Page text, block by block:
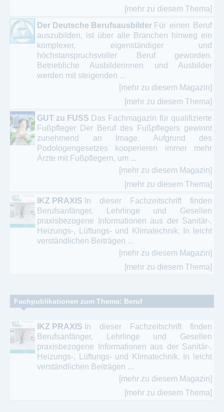
[mehr zu diesem Thema]
Der Deutsche Berufsausbilder Für einen Beruf
auszubilden, ist über alle Branchen hinweg ein
komplexer, eigenständiger und
höchstanspruchsvoller Beruf geworden.
Betriebliche Ausbilderinnen und Ausbilder
werden mit steigenden ...
[mehr zu diesem Magazin]
[mehr zu diesem Thema]
GUT zu FUSS Das Fachmagazin für qualifizierte
Fußpfleger Der Beruf des Fußpflegers gewinnt
zunehmend an Image. Aufgrund des
Podologengesetzes kooperieren immer mehr
Ärzte mit Fußpflegern, um ...
[mehr zu diesem Magazin]
[mehr zu diesem Thema]
IKZ PRAXIS In dieser Fachzeitschrift finden
Berufsanfänger, Lehrlinge und Gesellen
praxisbezogene Informationen aus der Sanitär-,
Heizungs-, Lüftungs- und Klimatechnik. In leicht
verständlichen Beiträgen ...
[mehr zu diesem Magazin]
[mehr zu diesem Thema]
Fachpublikationen zum Thema: Beruf
IKZ PRAXIS In dieser Fachzeitschrift finden
Berufsanfänger, Lehrlinge und Gesellen
praxisbezogene Informationen aus der Sanitär-,
Heizungs-, Lüftungs- und Klimatechnik. In leicht
verständlichen Beiträgen ...
[mehr zu diesem Magazin]
[mehr zu diesem Thema]